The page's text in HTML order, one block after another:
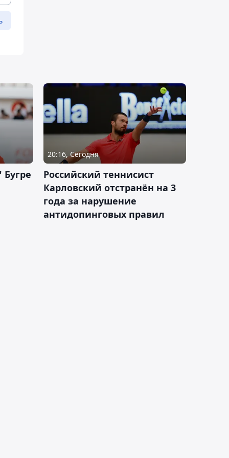
20:16, Сегодня
Российский теннисист
Карловский отстранён на 3
года за нарушение
антидопинговых правил